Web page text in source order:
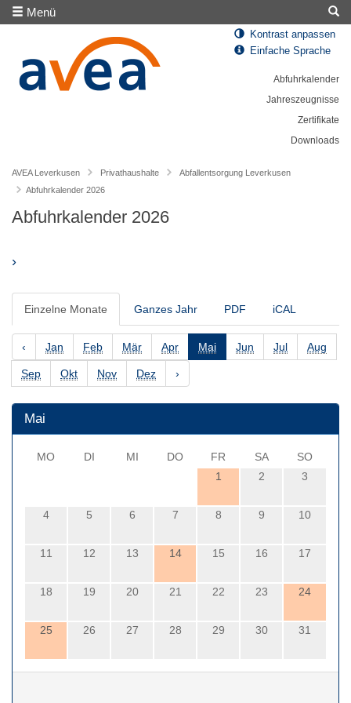
Menü
Kontrast anpassen
Einfache Sprache
Abfuhrkalender
Jahreszeugnisse
Zertifikate
Downloads
AVEA Leverkusen Privathaushalte
Abfallentsorgung Leverkusen
Abfuhrkalender 2026
Abfuhrkalender 2026
›
Einzelne Monate Ganzes Jahr PDF iCAL
‹ Jan Feb Mär Apr Mai Jun Jul Aug
Sep Okt Nov Dez ›
Mai
MO DI MI DO FR SA
SO
1
2 3
4 5 6 7 8 9 10
11 12 13 14 15 16 17
18 19 20 21 22 23 24
25 26 27 28 29 30 31